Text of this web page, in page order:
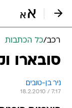
רכב/כל הכתבות
סובארו
ניר בן-טובים
18.2.2010 / 7:17